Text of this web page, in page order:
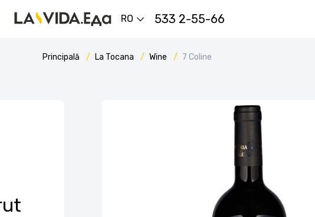
RO 533 2-55-66
Principală La Tocana Wine 7 Coline